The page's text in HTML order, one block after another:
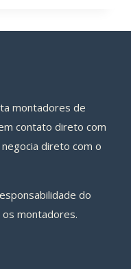
montadores de
contato direto com
direto com o
do
montadores.